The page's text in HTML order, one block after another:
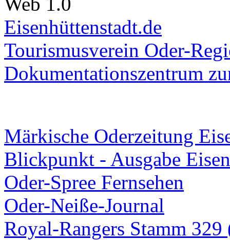
Eisenhüttenstadt.de
Tourismusverein Oder-
Dokumentationszentrum
Märkische Oderzeitung
Blickpunkt - Ausgabe
Oder-Spree Fernsehen
Oder-Neiße-Journal
Royal-Rangers Stamm